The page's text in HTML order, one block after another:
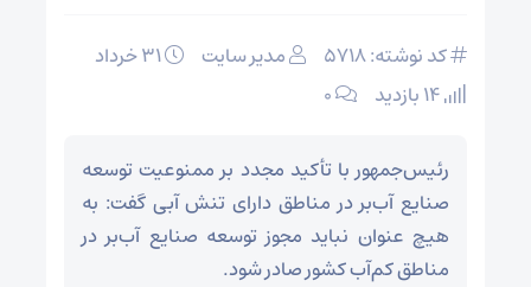
کد نوشته: 5718 مدیر سایت
۰
رئیس‌جمهور با تأکید مجدد بر ممنوعیت توسعه
صنایع آب‌بر در مناطق دارای تنش آبی گفت: به
هیچ عنوان نباید مجوز توسعه صنایع آب‌بر در
مناطق کم‌آب کشور صادر شود.